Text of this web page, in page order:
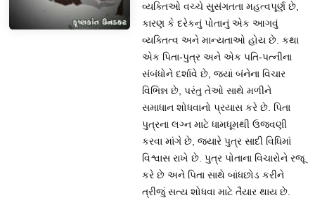
વ્યક્તિઓ વચ્ચે સુસંગતતા મહત્વપૂર્ણ છે,
કારણ કે દરેકનું પોતાનું એક આગવું
વ્યક્તિત્વ અને માન્યતાઓ હોય છે. કથા
એક પિતા-પુત્ર અને એક પતિ-પત્નીના
સંબંધોને દર્શાવે છે, જ્યાં બંનેના વિચાર
વિભિન્ન છે, પરંતુ તેઓ સાથે મળીને
સમાધાન શોધવાનો પ્રયાસ કરે છે. પિતા
પુત્રના લગ્ન માટે ધામધૂમથી ઉજવણી
કરવા માંગે છે, જ્યારે પુત્ર સાદી વિધિમાં
વિશ્વાસ રાખે છે. પુત્ર પોતાના વિચારોને રજૂ
કરે છે અને પિતા સાથે બાંધછોડ કરીને
ત્રીજું સત્ય શોધવા માટે તૈયાર થાય છે.